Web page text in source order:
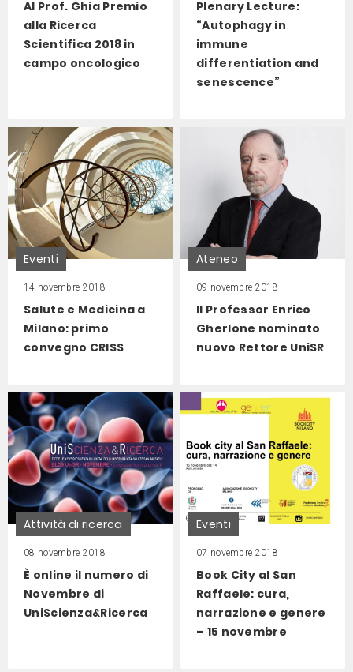
Al Prof. Ghia Premio
alla Ricerca
Scientifica 2018 in
campo oncologico
Plenary Lecture:
“Autophagy in
immune
differentiation and
senescence”
Eventi
14 novembre 2018
Salute e Medicina a
Milano: primo
convegno CRISS
Ateneo
09 novembre 2018
Il Professor Enrico
Gherlone nominato
nuovo Rettore UniSR
Attività di ricerca
08 novembre 2018
È online il numero di
Novembre di
UniScienza&Ricerca
Eventi
07 novembre 2018
Book City al San
Raffaele: cura,
narrazione e genere
– 15 novembre